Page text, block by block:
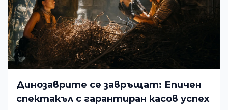
Динозаврите се завръщат: Епичен
спектакъл с гарантиран касов успех